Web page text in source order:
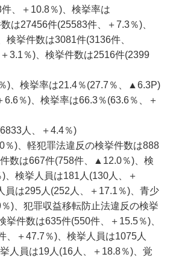
、＋10.8％)、検挙率は
は27456件(25583件、＋7.3％)、
挙件数は3081件(3136件、
3.1％)、検挙件数は2516件(2399
)、検挙率は21.4％(27.7％、▲6.3P)
％)、検挙率は66.3％(63.6％、＋
人、＋4.4％)
)、軽犯罪法違反の検挙件数は888
数は667件(758件、▲12.0％)、検
検挙人員は181人(130人、＋
員は295人(252人、＋17.1％)、青少
)、犯罪収益移転防止法違反の検挙
件数は635件(550件、＋15.5％)、
＋47.7％)、検挙人員は1075人
人員は19人(16人、＋18.8％)、覚